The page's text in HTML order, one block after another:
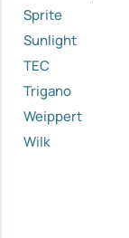
Sprite
Sunlight
TEC
Trigano
Weippert
Wilk